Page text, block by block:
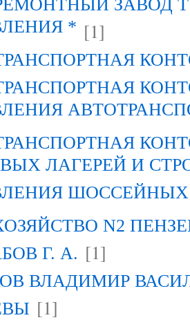
ЗАВОД
* [1]
ЛАГЕРЕЙ И
N2
Г. А. [1]
ВЛАДИМИР
[1]